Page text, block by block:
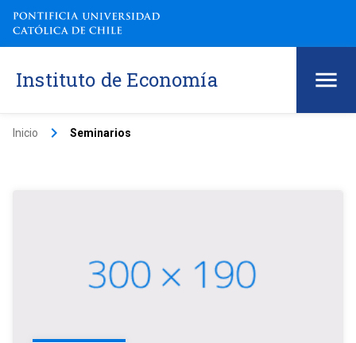
Instituto de Economía
Inicio keyboard_arrow_right Seminarios